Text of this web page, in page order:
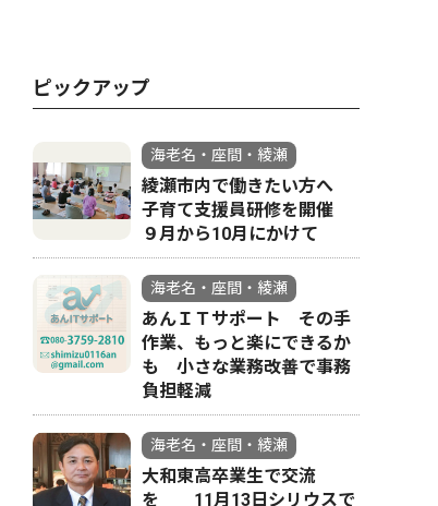
ピックアップ
海老名・座間・綾瀬
綾瀬市内で働きたい方へ
子育て支援員研修を開催
９月から10月にかけて
海老名・座間・綾瀬
あんＩＴサポート その手
作業、もっと楽にできるか
も 小さな業務改善で事務
負担軽減
海老名・座間・綾瀬
大和東高卒業生で交流
を 11月13日シリウスで